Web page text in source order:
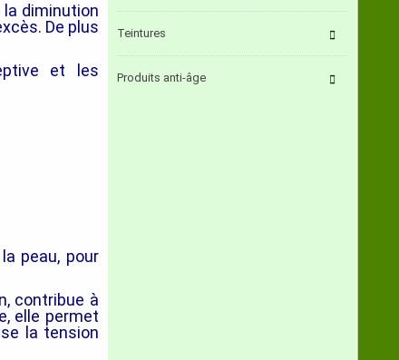
la diminution
De plus
et les
peau, pour
contribue à
elle permet
la tension
Teintures
Produits anti-âge